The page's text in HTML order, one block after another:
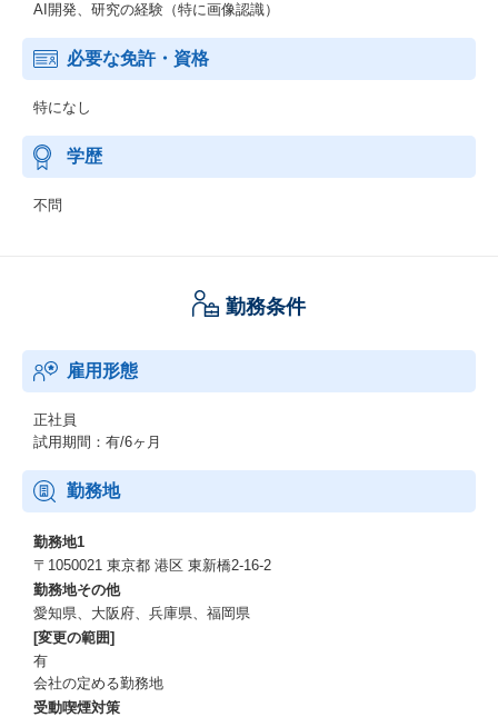
AI開発、研究の経験（特に画像認識）
必要な免許・資格
特になし
学歴
不問
勤務条件
雇用形態
正社員
試用期間：有/6ヶ月
勤務地
勤務地1
〒1050021 東京都 港区 東新橋2-16-2
勤務地その他
愛知県、大阪府、兵庫県、福岡県
[変更の範囲]
有
会社の定める勤務地
受動喫煙対策